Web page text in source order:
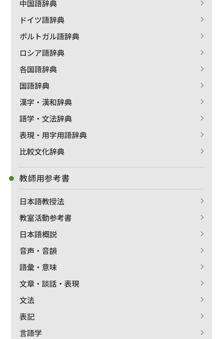
中国語辞典
ドイツ語辞典
ポルトガル語辞典
ロシア語辞典
各国語辞典
国語辞典
漢字・漢和辞典
語学・文法辞典
表現・用字用語辞典
比較文化辞典
教師用参考書
日本語教授法
教室活動参考書
日本語概説
音声・音韻
語彙・意味
文章・談話・表現
文法
表記
言語学